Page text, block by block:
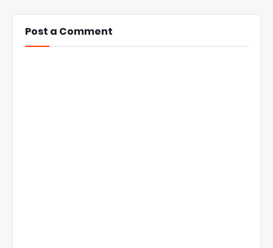
Post a Comment